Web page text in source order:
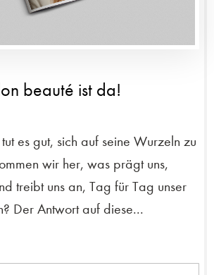
beauté ist da!
es gut, sich auf seine Wurzeln zu
wir her, was prägt uns,
treibt uns an, Tag für Tag unser
Der Antwort auf diese...